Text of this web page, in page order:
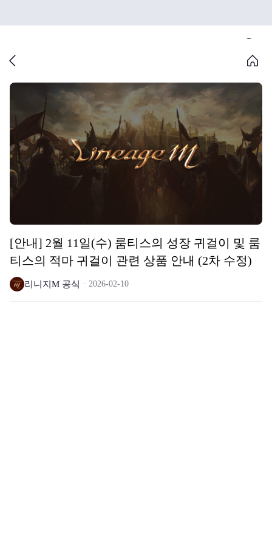
[안내] 2월 11일(수) 룸티스의 성장 귀걸이 및 룸
티스의 적마 귀걸이 관련 상품 안내 (2차 수정)
리니지M 공식 2026-02-10